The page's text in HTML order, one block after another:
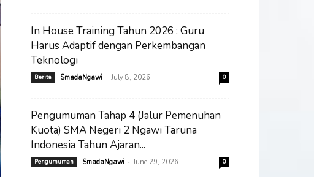
In House Training Tahun 2026 : Guru
Harus Adaptif dengan Perkembangan
Teknologi
Berita SmadaNgawi - July 8, 2026 0
Pengumuman Tahap 4 (Jalur Pemenuhan
Kuota) SMA Negeri 2 Ngawi Taruna
Indonesia Tahun Ajaran...
Pengumuman SmadaNgawi - June 29, 2026 0